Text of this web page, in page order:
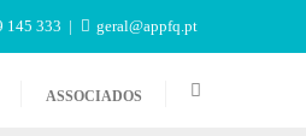
145 333 geral@appfq.pt
ASSOCIADOS